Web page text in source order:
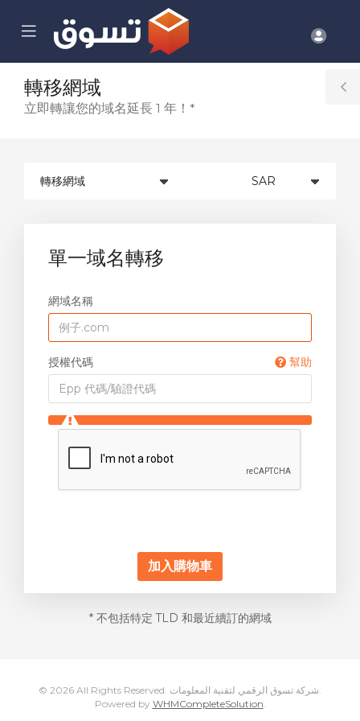
Mobile
Menu
帳
戶
轉移網域
立即轉讓您的域名延長 1 年！*
單一域名轉移
網域名稱
授權代碼 幫助
加入購物車
* 不包括特定 TLD 和最近續訂的網域
© 2026 All Rights Reserved. شركة تسوق الرقمي لتقنية المعلومات.
Powered by WHMCompleteSolution.